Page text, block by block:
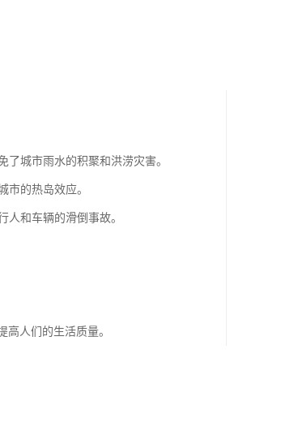
城市雨水的积聚和洪涝灾害。
市的热岛效应。
和车辆的滑倒事故。
人们的生活质量。